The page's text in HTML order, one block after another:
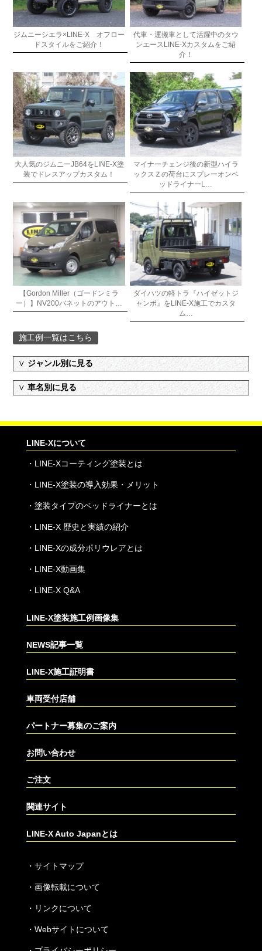
ジムニーシエラ×LINE-X オフロー
ドスタイルをご紹介！
代車・運搬車として活躍中のタウ
ンエースLINE-Xカスタムをご紹
介！
大人気のジムニーJB64をLINE-X塗
装でドレスアップカスタム！
マイナーチェンジ後の新型ハイラ
ックスＺの荷台にスプレーオンベ
ッドライナーL…
【Gordon Miller（ゴードンミラ
ー）】NV200バネットのアウト…
ダイハツの軽トラ『ハイゼットジ
ャンボ』をLINE-X施工でカスタ
ム…
施工例一覧はこちら
∨ジャンル別に見る
∨車名別に見る
LINE-Xについて
・ LINE-Xコーティング塗装とは
・ LINE-X塗装の導入効果・メリット
・ 塗装タイプのベッドライナーとは
・ LINE-X 歴史と実績の紹介
・ LINE-Xの成分ポリウレアとは
・ LINE-X動画集
・ LINE-X Q&A
LINE-X塗装施工例画像集
NEWS記事一覧
LINE-X施工証明書
車両受付店舗
パートナー募集のご案内
お問い合わせ
ご注文
関連サイト
LINE-X Auto Japanとは
・ サイトマップ
・ 画像転載について
・ リンクについて
・ Webサイトについて